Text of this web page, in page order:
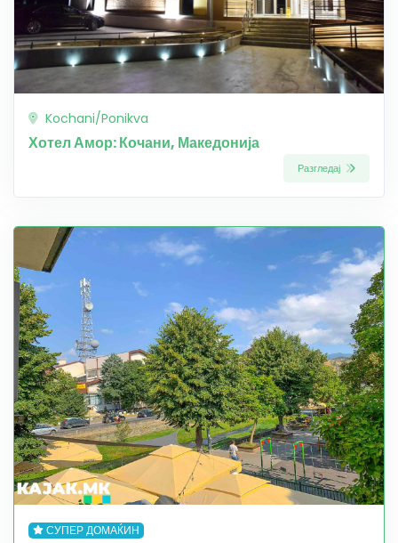
Kochani/Ponikva
Хотел Амор: Кочани, Македонија
Разгледај
СУПЕР ДОМАЌИН